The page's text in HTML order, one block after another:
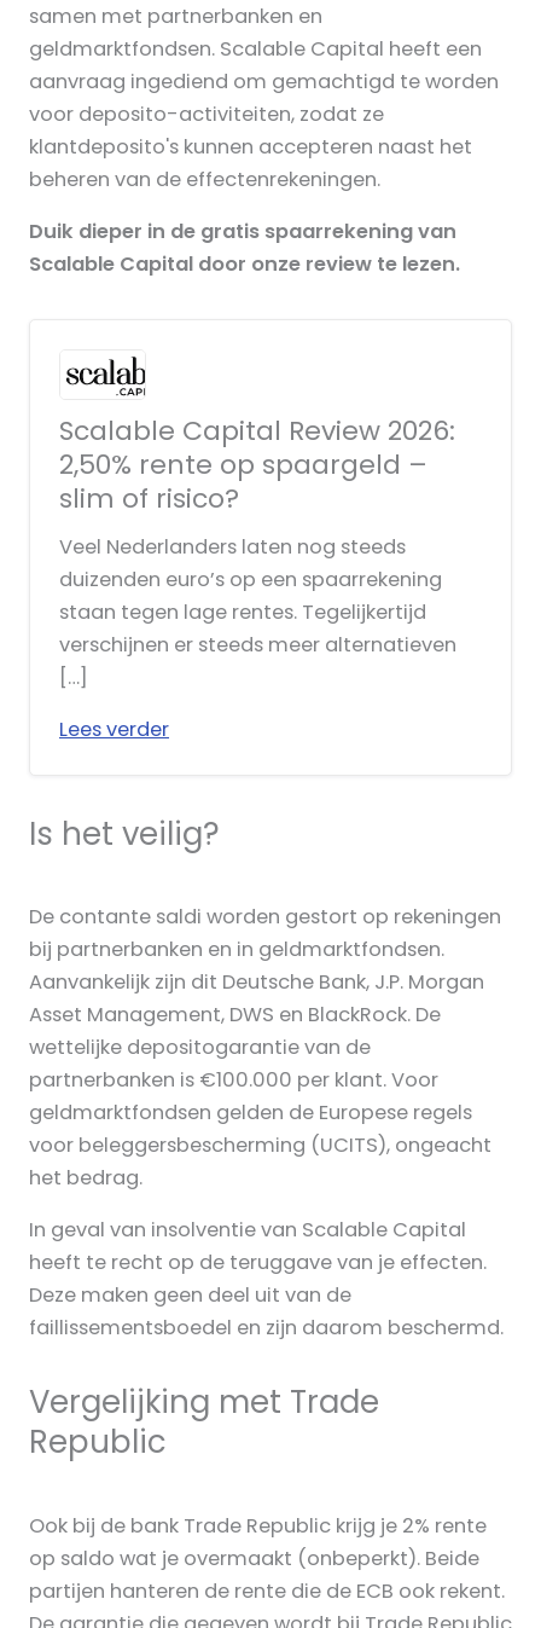
samen met partnerbanken en
geldmarktfondsen. Scalable Capital heeft een
aanvraag ingediend om gemachtigd te worden
voor deposito-activiteiten, zodat ze
klantdeposito's kunnen accepteren naast het
beheren van de effectenrekeningen.
Duik dieper in de gratis spaarrekening van
Scalable Capital door onze review te lezen.
Scalable Capital Review 2026:
2,50% rente op spaargeld –
slim of risico?
Veel Nederlanders laten nog steeds
duizenden euro’s op een spaarrekening
staan tegen lage rentes. Tegelijkertijd
verschijnen er steeds meer alternatieven
[…]
Lees verder
Is het veilig?
De contante saldi worden gestort op rekeningen
bij partnerbanken en in geldmarktfondsen.
Aanvankelijk zijn dit Deutsche Bank, J.P. Morgan
Asset Management, DWS en BlackRock. De
wettelijke depositogarantie van de
partnerbanken is €100.000 per klant. Voor
geldmarktfondsen gelden de Europese regels
voor beleggersbescherming (UCITS), ongeacht
het bedrag.
In geval van insolventie van Scalable Capital
heeft te recht op de teruggave van je effecten.
Deze maken geen deel uit van de
faillissementsboedel en zijn daarom beschermd.
Vergelijking met Trade
Republic
Ook bij de bank Trade Republic krijg je 2% rente
op saldo wat je overmaakt (onbeperkt). Beide
partijen hanteren de rente die de ECB ook rekent.